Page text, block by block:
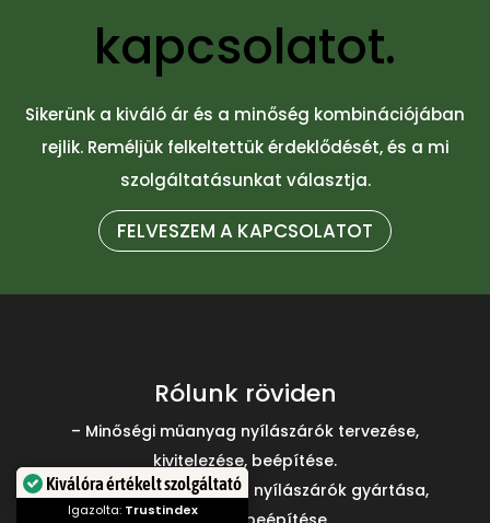
kapcsolatot.
Sikerünk a kiváló ár és a minőség kombinációjában
rejlik. Reméljük felkeltettük érdeklődését, és a mi
szolgáltatásunkat választja.
FELVESZEM A KAPCSOLATOT
Rólunk röviden
– Minőségi műanyag nyílászárók tervezése,
kivitelezése, beépítése.
– Minőségi és egyedi fa nyílászárók gyártása,
Kiválóra értékelt szolgáltató
Igazolta: Trustindex